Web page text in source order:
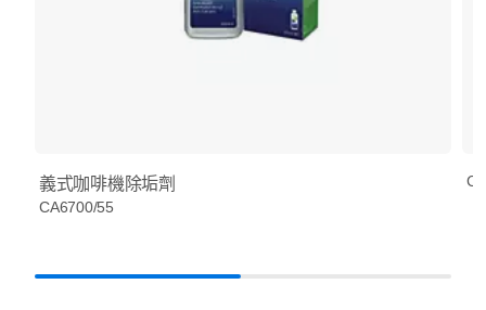
義式咖啡機除垢劑
CA6700/55